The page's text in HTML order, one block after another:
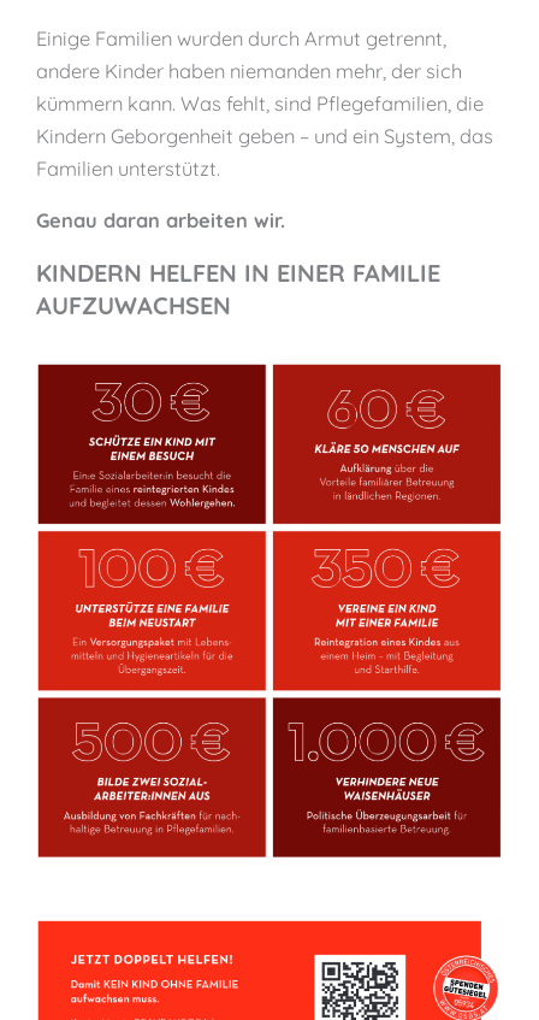
Einige Familien wurden durch Armut getrennt,
andere Kinder haben niemanden mehr, der sich
kümmern kann. Was fehlt, sind Pflegefamilien, die
Kindern Geborgenheit geben – und ein System, das
Familien unterstützt.
Genau daran arbeiten wir.
KINDERN HELFEN IN EINER FAMILIE
AUFZUWACHSEN